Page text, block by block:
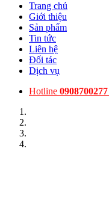
Trang chủ
Giới thiệu
Sản phẩm
Tin tức
Liên hệ
Đối tác
Dịch vụ
Hotline 0908700277